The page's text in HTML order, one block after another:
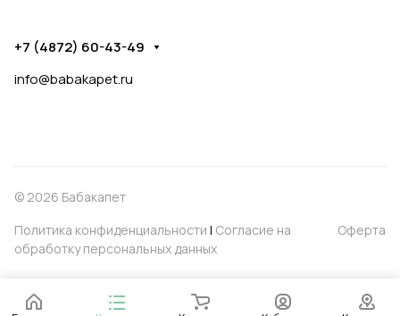
+7 (4872) 60-43-49
info@babakapet.ru
© 2026 Бабакапет
Политика конфиденциальности | Согласие на
обработку персональных данных
Оферта